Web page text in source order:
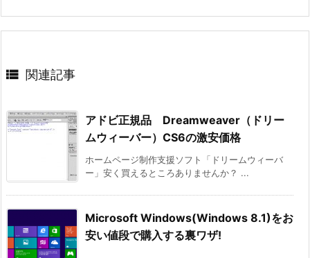
 関連記事
アドビ正規品 Dreamweaver（ドリー
ムウィーバー）CS6の激安価格
ホームページ制作支援ソフト「ドリームウィーバ
ー」安く買えるところありませんか？ ...
Microsoft Windows(Windows 8.1)をお
安い値段で購入する裏ワザ!